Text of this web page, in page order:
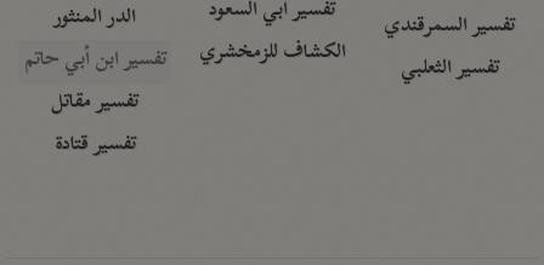
تفسير السمرقندي
تفسير الثعلبي
تفسير أبي السعود
الكشاف للزمخشري
الدر المنثور
تفسير ابن أبي حاتم
تفسير مقاتل
تفسير قتادة